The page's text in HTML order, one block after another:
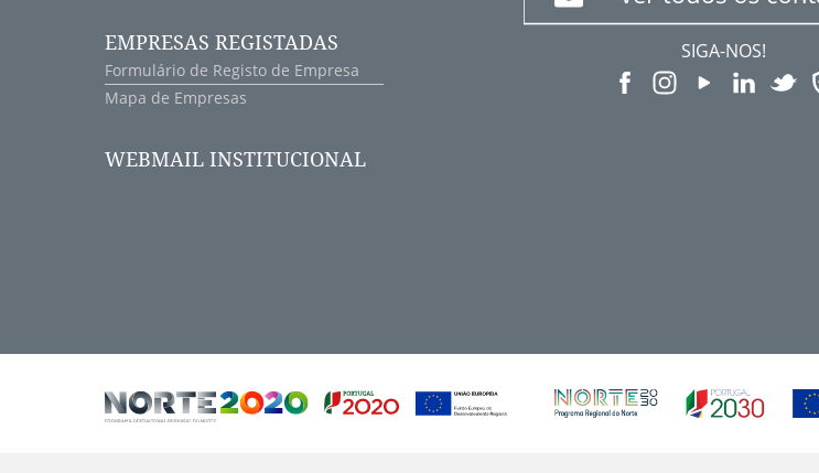
EMPRESAS REGISTADAS
Formulário de Registo de Empresa
Mapa de Empresas
WEBMAIL INSTITUCIONAL
SIGA-NOS!